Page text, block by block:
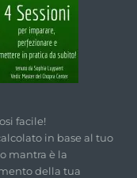
facile!
in base al tuo
mantra è la
della tua